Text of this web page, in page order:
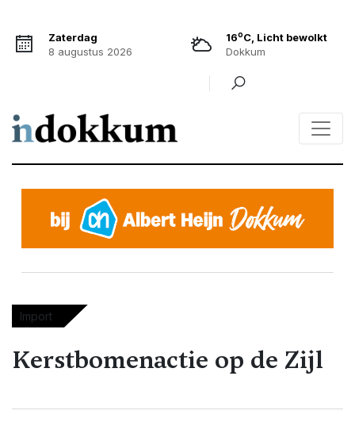
Zaterdag
8 augustus 2026
16oC, Licht bewolkt
Dokkum
Import
Kerstbomenactie op de Zijl